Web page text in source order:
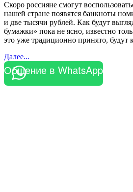
Скоро россияне смогут
нашей стране появятся банкноты
и две тысячи рублей. Как будут
бумажки» пока не ясно, известно
это уже традиционно принято, будут
Далее...
Общение в WhatsApp